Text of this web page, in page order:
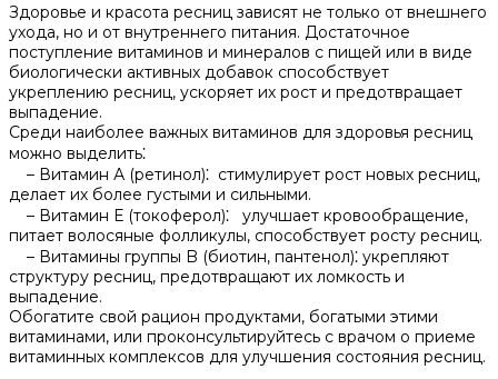
Здоровье и красота ресниц зависят не только от внешнего
ухода, но и от внутреннего питания. Достаточное
поступление витаминов и минералов с пищей или в виде
биологически активных добавок способствует
укреплению ресниц, ускоряет их рост и предотвращает
выпадение.​
Среди наиболее важных витаминов для здоровья ресниц
можно выделить⁚
– Витамин А (ретинол)⁚ стимулирует рост новых ресниц,
делает их более густыми и сильными.​
– Витамин Е (токоферол)⁚ улучшает кровообращение,
питает волосяные фолликулы, способствует росту ресниц.​
– Витамины группы B (биотин, пантенол)⁚ укрепляют
структуру ресниц, предотвращают их ломкость и
выпадение.​
Обогатите свой рацион продуктами, богатыми этими
витаминами, или проконсультируйтесь с врачом о приеме
витаминных комплексов для улучшения состояния ресниц.